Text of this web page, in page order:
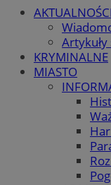
AKTUALNOŚCI
KRYMINALNE
MIASTO